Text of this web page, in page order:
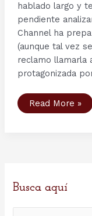
hablado largo y
pendiente
Channel ha
(aunque tal vez
reclamo llamarla
protagonizada
Barbarians
Rising:
Read More »
Busca aquí